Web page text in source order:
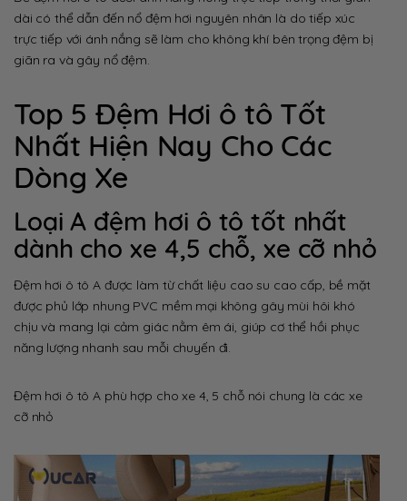
dài có thể dẫn đến nổ đệm hơi nguyên nhân là do tiếp xúc
trực tiếp với ánh nắng sẽ làm cho không khí bên trọng đệm bị
giãn ra và gây nổ đệm.
Top 5 Đệm Hơi ô tô Tốt
Nhất Hiện Nay Cho Các
Dòng Xe
Loại A đệm hơi ô tô tốt nhất
dành cho xe 4,5 chỗ, xe cỡ nhỏ
Đệm hơi ô tô A được làm từ chất liệu cao su cao cấp, bề mặt
được phủ lớp nhung PVC mềm mại không gây mùi hôi khó
chịu và mang lại cảm giác nằm êm ái, giúp cơ thể hồi phục
năng lượng nhanh sau mỗi chuyến đi.
Đệm hơi ô tô A phù hợp cho xe 4, 5 chỗ nói chung là các xe
cỡ nhỏ